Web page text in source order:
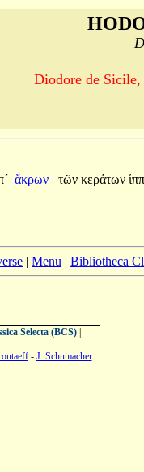
Diodore de
ἄκρων τῶν κεράτων
| Menu | Bibliotheca
Selecta (BCS)|
- J. Schumacher